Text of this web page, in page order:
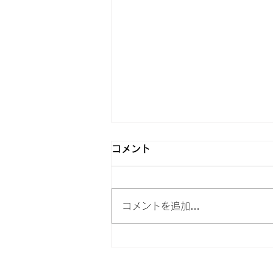
6月5日 Switch2発売
レンジャーです。 Switch2が6月
5日に発売されました。 皆さま
コメント
コメントを追加…